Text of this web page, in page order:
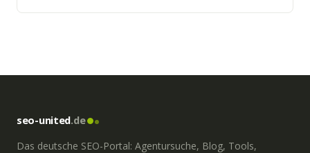
seo-united.de
Das deutsche SEO-Portal: Agentursuche, Blog, Tools,